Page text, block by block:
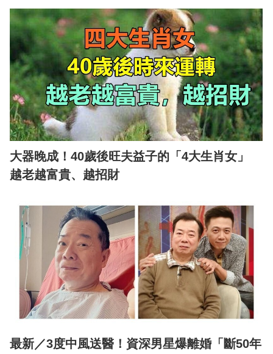
大器晚成！40歲後旺夫益子的「4大生肖女」
越老越富貴、越招財
最新／3度中風送醫！資深男星爆離婚「斷50年